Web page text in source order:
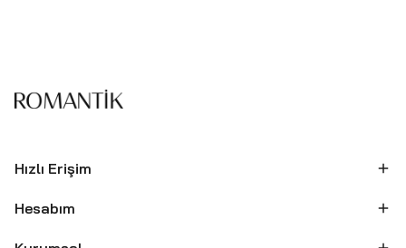
Hızlı Erişim
Hesabım